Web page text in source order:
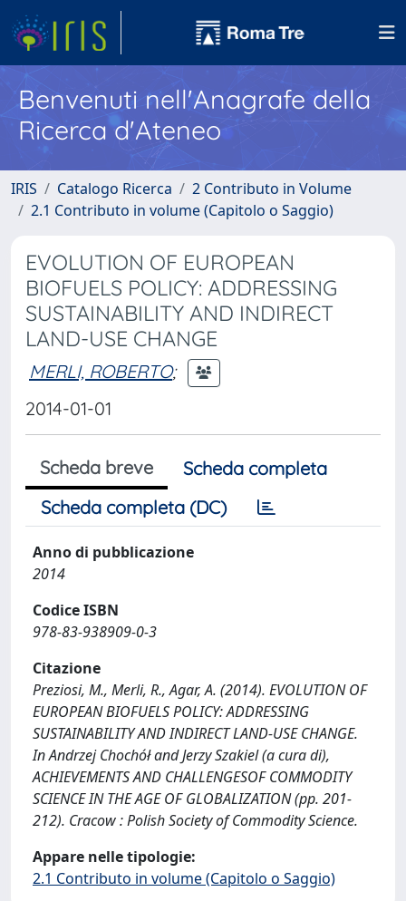
Benvenuti nell'Anagrafe della
Ricerca d'Ateneo
IRIS Catalogo Ricerca
2 Contributo in Volume
2.1 Contributo in volume (Capitolo o Saggio)
EVOLUTION OF EUROPEAN
BIOFUELS POLICY: ADDRESSING
SUSTAINABILITY AND INDIRECT
LAND-USE CHANGE
MERLI, ROBERTO;
2014-01-01
Scheda breve
Scheda completa
Scheda completa (DC)
Anno di pubblicazione
2014
Codice ISBN
978-83-938909-0-3
Citazione
Preziosi, M., Merli, R., Agar, A. (2014). EVOLUTION OF
EUROPEAN BIOFUELS POLICY: ADDRESSING
SUSTAINABILITY AND INDIRECT LAND-USE CHANGE.
In Andrzej Chochół and Jerzy Szakiel (a cura di),
ACHIEVEMENTS AND CHALLENGESOF COMMODITY
SCIENCE IN THE AGE OF GLOBALIZATION (pp. 201-
212). Cracow : Polish Society of Commodity Science.
Appare nelle tipologie:
2.1 Contributo in volume (Capitolo o Saggio)